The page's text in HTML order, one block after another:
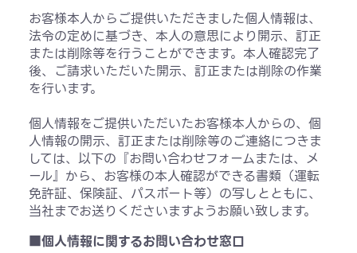
お客様本人からご提供いただきました個人情報は、
法令の定めに基づき、本人の意思により開示、訂正
または削除等を行うことができます。本人確認完了
後、ご請求いただいた開示、訂正または削除の作業
を行います。
個人情報をご提供いただいたお客様本人からの、個
人情報の開示、訂正または削除等のご連絡につきま
しては、以下の『お問い合わせフォームまたは、メ
ール』から、お客様の本人確認ができる書類（運転
免許証、保険証、パスポート等）の写しとともに、
当社までお送りくださいますようお願い致します。
■個人情報に関するお問い合わせ窓口